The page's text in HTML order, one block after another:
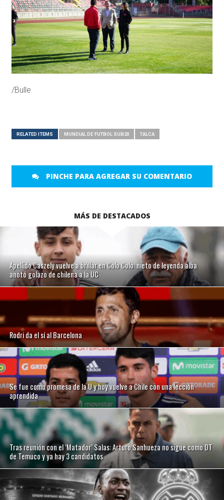
/Bulle
RELATED ITEMS MUNDIAL DE FUTBOL SUB20 TALCA
PINCHE PARA AGREGAR SU COMENTARIO
MÁS DE DESTACADOS
Apellido Caszely vuelve a brillar en Colo Colo: nieto de leyenda alba
anotó golazo de chilena a la UC
Rodri da el sí al Barcelona
Se fue como promesa de la U y hoy vuelve a Chile con una lección
aprendida
Tras reunión con el ’Matador’ Salas: Arturo Sanhueza no sigue como DT
de Temuco y ya hay 3 candidatos